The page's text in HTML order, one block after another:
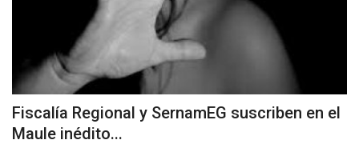
Deporte
Política
Espectáculos
Fiscalía Regional y SernamEG suscriben en el
Maule inédito...